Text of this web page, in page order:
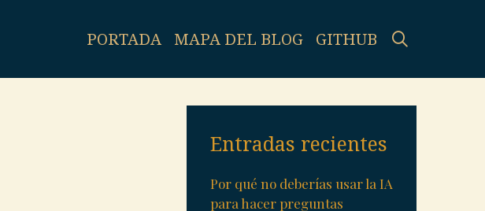
PORTADA MAPA DEL BLOG GITHUB
Entradas recientes
Por qué no deberías usar la IA
para hacer preguntas